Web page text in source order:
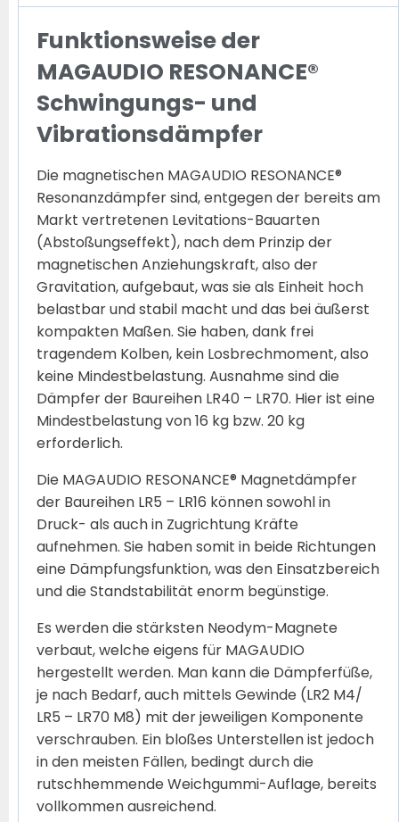
Funktionsweise der
MAGAUDIO RESONANCE®
Schwingungs- und
Vibrationsdämpfer
Die magnetischen MAGAUDIO RESONANCE®
Resonanzdämpfer sind, entgegen der bereits am
Markt vertretenen Levitations-Bauarten
(Abstoßungseffekt), nach dem Prinzip der
magnetischen Anziehungskraft, also der
Gravitation, aufgebaut, was sie als Einheit hoch
belastbar und stabil macht und das bei äußerst
kompakten Maßen. Sie haben, dank frei
tragendem Kolben, kein Losbrechmoment, also
keine Mindestbelastung. Ausnahme sind die
Dämpfer der Baureihen LR40 – LR70. Hier ist eine
Mindestbelastung von 16 kg bzw. 20 kg
erforderlich.
Die MAGAUDIO RESONANCE® Magnetdämpfer
der Baureihen LR5 – LR16 können sowohl in
Druck- als auch in Zugrichtung Kräfte
aufnehmen. Sie haben somit in beide Richtungen
eine Dämpfungsfunktion, was den Einsatzbereich
und die Standstabilität enorm begünstige.
Es werden die stärksten Neodym-Magnete
verbaut, welche eigens für MAGAUDIO
hergestellt werden. Man kann die Dämpferfüße,
je nach Bedarf, auch mittels Gewinde (LR2 M4/
LR5 – LR70 M8) mit der jeweiligen Komponente
verschrauben. Ein bloßes Unterstellen ist jedoch
in den meisten Fällen, bedingt durch die
rutschhemmende Weichgummi-Auflage, bereits
vollkommen ausreichend.